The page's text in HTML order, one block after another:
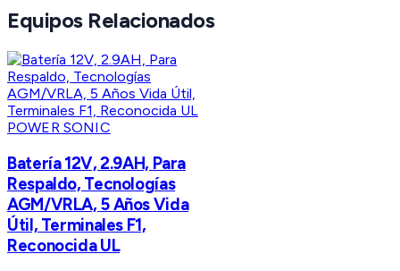
Equipos Relacionados
POWER SONIC
Batería 12V, 2.9AH, Para
Respaldo, Tecnologías
AGM/VRLA, 5 Años Vida
Útil, Terminales F1,
Reconocida UL